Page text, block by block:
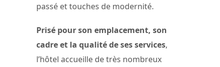
passé et touches de modernité.
Prisé pour son emplacement, son
cadre et la qualité de ses services,
l’hôtel accueille de très nombreux